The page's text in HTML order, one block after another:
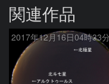
関連作品